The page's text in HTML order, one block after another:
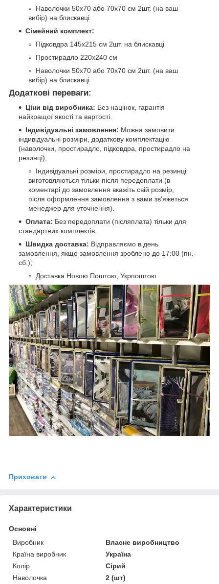
Наволочки 50х70 або 70х70 см 2шт. (на ваш
вибір) на блискавці
Сімейний комплект:
Підковдра 145х215 см 2шт. на блискавці
Простирадло 220х240 см
Наволочки 50х70 або 70х70 см 2шт. (на ваш
вибір) на блискавці
Додаткові переваги:
Ціни від виробника: Без націнок, гарантія
найкращої якості та вартості.
Індивідуальні замовлення: Можна замовити
індивідуальні розміри, додаткову комплектацію
(наволочки, простирадло, підковдра, простирадло на
резинці);
Індивідуальні розміри, простирадло на резинці
виготовляються тільки після передоплати (в
коментарі до замовлення вкажіть свій розмір,
після оформлення замовлення з вами зв'яжеться
менеджер для уточнення).
Оплата: Без передоплати (післяплата) тільки для
стандартних комплектів.
Швидка доставка: Відправляємо в день
замовлення, якщо замовлення зроблено до 17:00 (пн.-
сб.);
Доставка Новою Поштою, Укрпоштою.
Приховати
Характеристики
Основні
Виробник
Власне виробництво
Країна виробник
Україна
Колір
Сірий
Наволочка
2 (шт)